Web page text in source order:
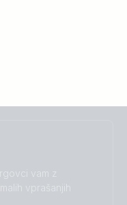
vam z
vprašanjih